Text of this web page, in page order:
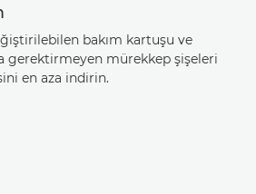
bakım kartuşu ve
gerektirmeyen mürekkep şişeleri
en aza indirin.